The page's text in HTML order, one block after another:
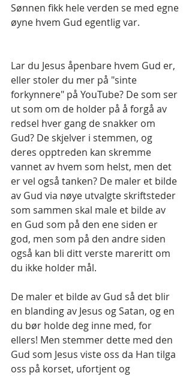
Sønnen fikk hele verden se med egne
øyne hvem Gud egentlig var.
Lar du Jesus åpenbare hvem Gud er,
eller stoler du mer på "sinte
forkynnere" på YouTube? De som ser
ut som om de holder på å forgå av
redsel hver gang de snakker om
Gud? De skjelver i stemmen, og
deres opptreden kan skremme
vannet av hvem som helst, men det
er vel også tanken? De maler et bilde
av Gud via nøye utvalgte skriftsteder
som sammen skal male et bilde av
en Gud som på den ene siden er
god, men som på den andre siden
også kan bli ditt verste mareritt om
du ikke holder mål.
De maler et bilde av Gud så det blir
en blanding av Jesus og Satan, og en
du bør holde deg inne med, for
ellers! Men stemmer dette med den
Gud som Jesus viste oss da Han tilga
oss på korset, ufortjent og